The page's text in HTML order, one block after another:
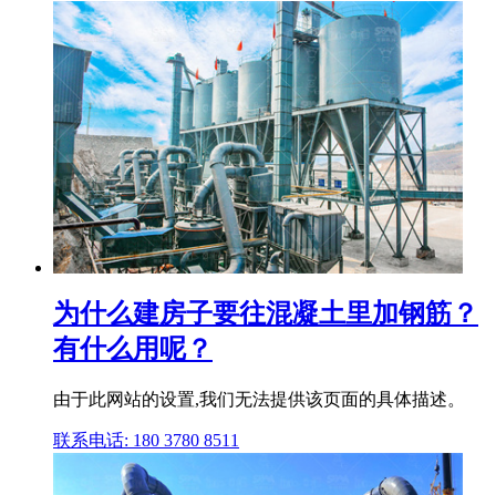
为什么建房子要往混凝土里加钢筋？
有什么用呢？
由于此网站的设置,我们无法提供该页面的具体描述。
联系电话: 180 3780 8511